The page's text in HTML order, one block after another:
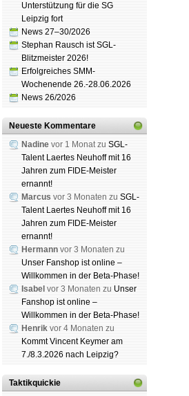
Unterstützung für die SG
Leipzig fort
News 27–30/2026
Stephan Rausch ist SGL-
Blitzmeister 2026!
Erfolgreiches SMM-
Wochenende 26.-28.06.2026
News 26/2026
Neueste Kommentare
Nadine vor 1 Monat zu SGL-
Talent Laertes Neuhoff mit 16
Jahren zum FIDE-Meister
ernannt!
Marcus vor 3 Monaten zu SGL-
Talent Laertes Neuhoff mit 16
Jahren zum FIDE-Meister
ernannt!
Hermann vor 3 Monaten zu
Unser Fanshop ist online –
Willkommen in der Beta-Phase!
Isabel vor 3 Monaten zu Unser
Fanshop ist online –
Willkommen in der Beta-Phase!
Henrik vor 4 Monaten zu
Kommt Vincent Keymer am
7./8.3.2026 nach Leipzig?
Taktikquickie